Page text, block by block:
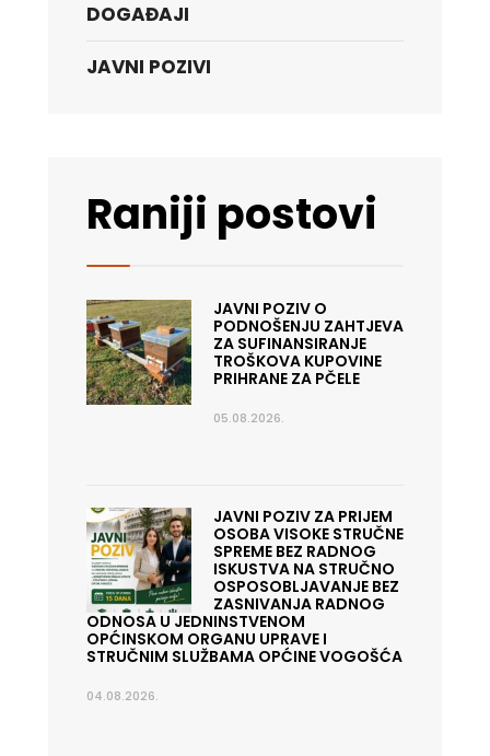
DOGAĐAJI
JAVNI POZIVI
Raniji postovi
JAVNI POZIV O
PODNOŠENJU ZAHTJEVA
ZA SUFINANSIRANJE
TROŠKOVA KUPOVINE
PRIHRANE ZA PČELE
05.08.2026.
JAVNI POZIV ZA PRIJEM
OSOBA VISOKE STRUČNE
SPREME BEZ RADNOG
ISKUSTVA NA STRUČNO
OSPOSOBLJAVANJE BEZ
ZASNIVANJA RADNOG
ODNOSA U JEDNINSTVENOM
OPĆINSKOM ORGANU UPRAVE I
STRUČNIM SLUŽBAMA OPĆINE VOGOŠĆA
04.08.2026.